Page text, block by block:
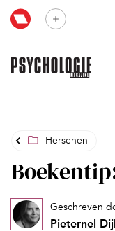
Hersenen
Geschreven
Pieternel